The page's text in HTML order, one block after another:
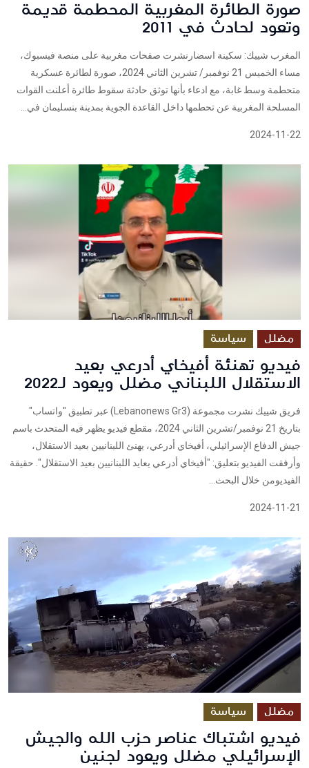
صورة الطائرة المغربية المحطمة قديمة
وتعود لحادث في 2011
المغرب شييك: سكينة اسضارنشرت صفحات مغربية على منصة فيسبوك،
مساء الخميس 21 نوفمبر/ تشرين الثاني 2024، صورة لطائرة عسكرية
متحطمة وسط غابة، مع ادعاء بأنها توثق حادثة سقوط طائرة أعلنت القوات
المسلحة المغربية عن تحطمها داخل القاعدة الجوية بمدينة بنسليمان في...
2024-11-22
مضلل سياسة
فيديو تهنئة أفيخاي أدرعي بعيد
الاستقلال اللبناني مضلل ويعود لـ2022
فريق شييك نشرت مجموعة (Lebanonews Gr3) عبر تطبيق "واتساب"
بتاريخ 21 نوفمبر/تشرين الثاني 2024، مقطع فيديو يظهر فيه المتحدث باسم
جيش الدفاع الإسرائيلي، أفيخاي أدرعي، يهنئ اللبنانيين بعيد الاستقلال،
وأرفقت الفيديو بتعليق: "أفيخاي أدرعي يعايد اللبنانيين بعيد الاستقلال". حقيقة
الفيديومن خلال البحث...
2024-11-21
مضلل سياسة
فيديو اشتباك عناصر حزب الله والجيش
الإسرائيلي مضلل ويعود لجنين